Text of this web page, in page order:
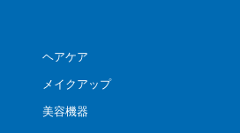
ヘアケア
メイクアップ
美容機器